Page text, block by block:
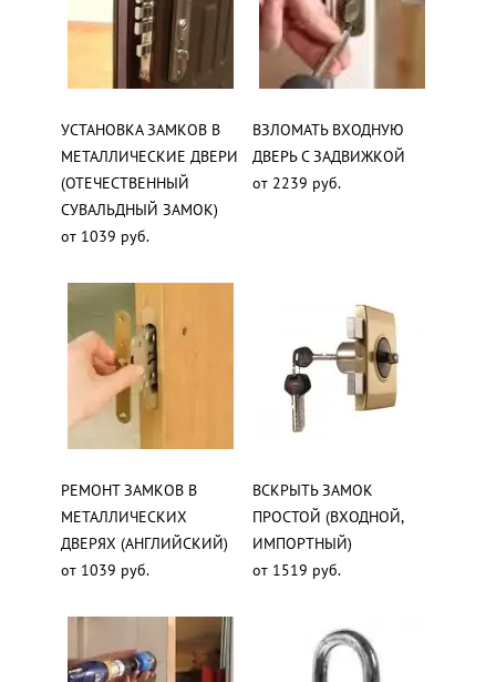
УСТАНОВКА ЗАМКОВ В
МЕТАЛЛИЧЕСКИЕ ДВЕРИ
(ОТЕЧЕСТВЕННЫЙ
СУВАЛЬДНЫЙ ЗАМОК)
от 1039 руб.
ВЗЛОМАТЬ ВХОДНУЮ
ДВЕРЬ С ЗАДВИЖКОЙ
от 2239 руб.
РЕМОНТ ЗАМКОВ В
МЕТАЛЛИЧЕСКИХ
ДВЕРЯХ (АНГЛИЙСКИЙ)
от 1039 руб.
ВСКРЫТЬ ЗАМОК
ПРОСТОЙ (ВХОДНОЙ,
ИМПОРТНЫЙ)
от 1519 руб.